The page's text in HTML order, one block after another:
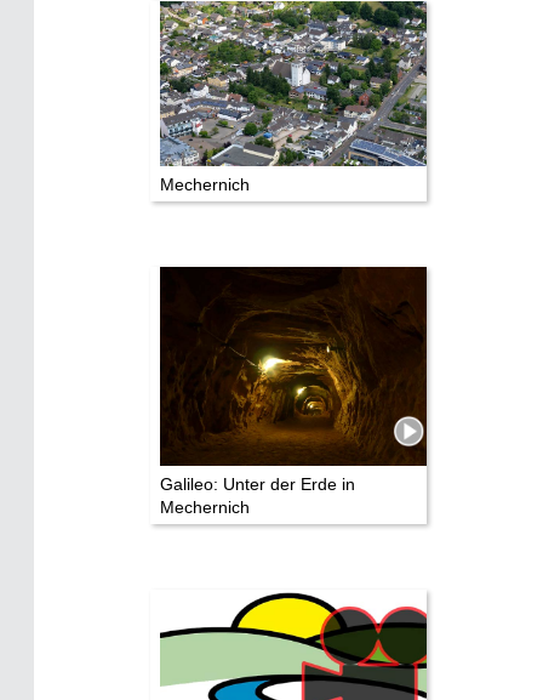
Mechernich
Galileo: Unter der Erde in
Mechernich